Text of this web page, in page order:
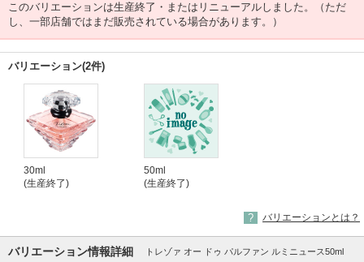
このバリエーションは生産終了・またはリニューアルしました。（ただ
し、一部店舗ではまだ販売されている場合があります。）
バリエーション(2件)
30ml
(生産終了)
50ml
(生産終了)
バリエーションとは？
バリエーション情報詳細 トレゾァ オー ドゥ パルファン ルミニュース50ml